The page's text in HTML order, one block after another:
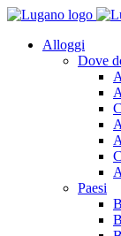
Alloggi
Dove
Paesi